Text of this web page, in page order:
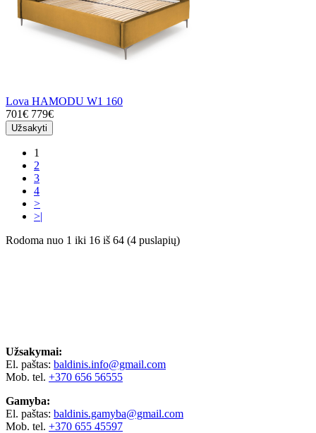
Lova HAMODU W1 160
701€ 779€
Užsakyti
1
2
3
4
>
>|
Rodoma nuo 1 iki 16 iš 64 (4 puslapių)
Užsakymai:
El. paštas: baldinis.info@gmail.com
Mob. tel. +370 656 56555
Gamyba:
El. paštas: baldinis.gamyba@gmail.com
Mob. tel. +370 655 45597